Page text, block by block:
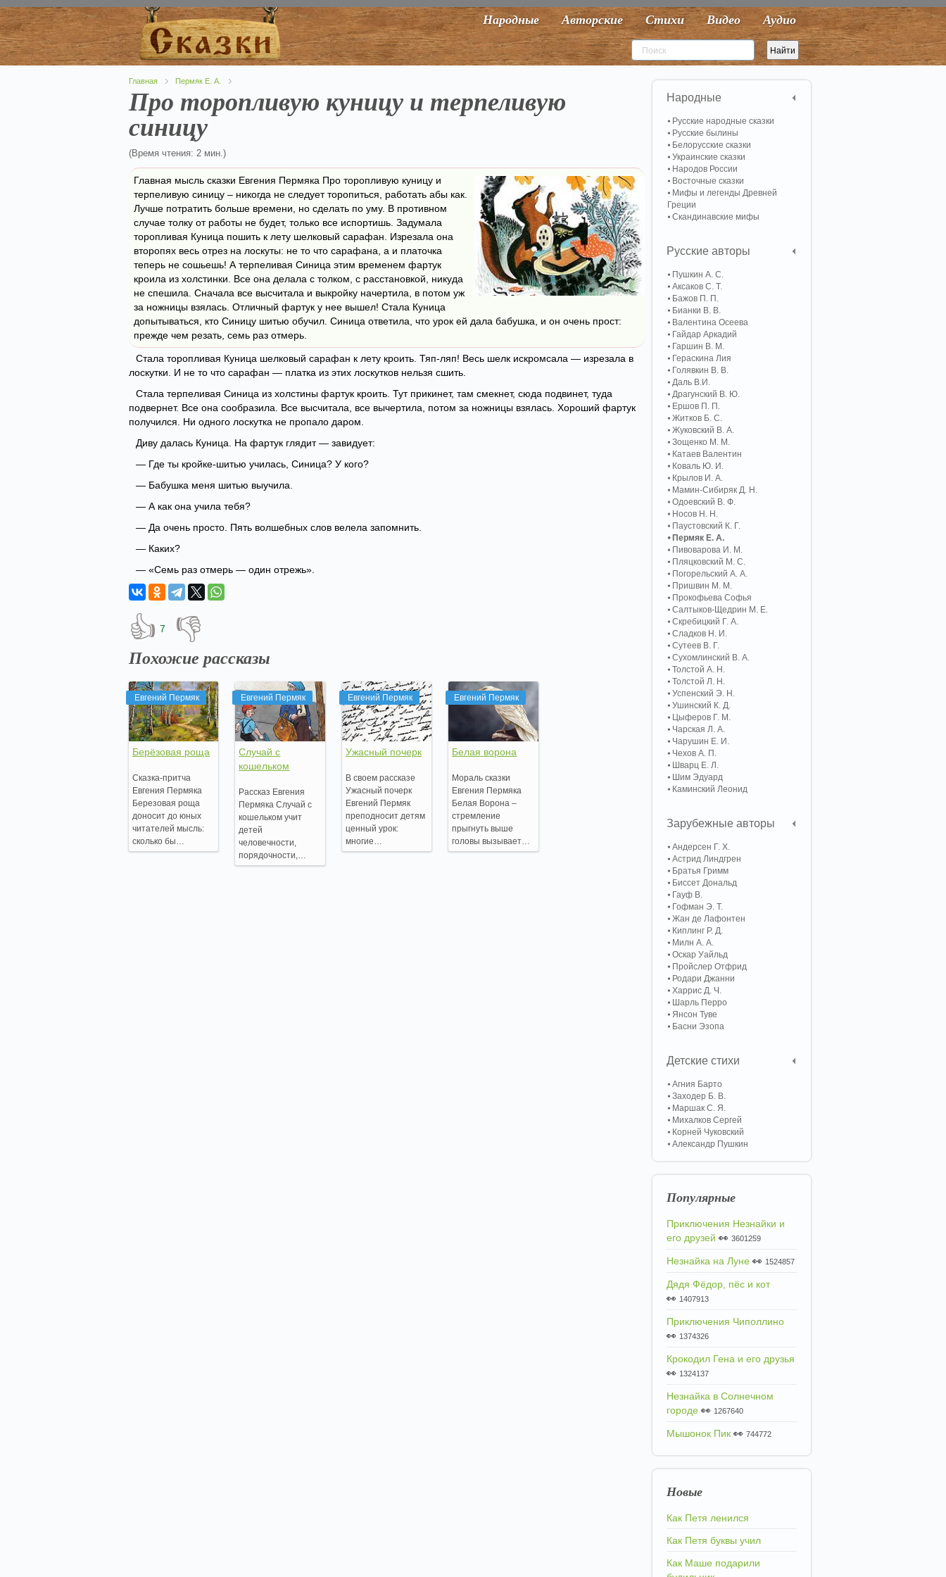
Народные Авторские Стихи Видео Аудио
Главная Пермяк Е. А.
Про торопливую куницу и терпеливую
синицу
(Время чтения: 2 мин.)
Главная мысль сказки Евгения Пермяка Про торопливую куницу и
терпеливую синицу – никогда не следует торопиться, работать абы как.
Лучше потратить больше времени, но сделать по уму. В противном
случае толку от работы не будет, только все испортишь. Задумала
торопливая Куница пошить к лету шелковый сарафан. Изрезала она
второпях весь отрез на лоскуты: не то что сарафана, а и платочка
теперь не сошьешь! А терпеливая Синица этим временем фартук
кроила из холстинки. Все она делала с толком, с расстановкой, никуда
не спешила. Сначала все высчитала и выкройку начертила, в потом уж
за ножницы взялась. Отличный фартук у нее вышел! Стала Куница
допытываться, кто Синицу шитью обучил. Синица ответила, что урок ей дала бабушка, и он очень прост:
прежде чем резать, семь раз отмерь.
Стала торопливая Куница шелковый сарафан к лету кроить. Тяп-ляп! Весь шелк искромсала — изрезала в
лоскутки. И не то что сарафан — платка из этих лоскутков нельзя сшить.
Стала терпеливая Синица из холстины фартук кроить. Тут прикинет, там смекнет, сюда подвинет, туда
подвернет. Все она сообразила. Все высчитала, все вычертила, потом за ножницы взялась. Хороший фартук
получился. Ни одного лоскутка не пропало даром.
Диву далась Куница. На фартук глядит — завидует:
— Где ты кройке-шитью училась, Синица? У кого?
— Бабушка меня шитью выучила.
— А как она учила тебя?
— Да очень просто. Пять волшебных слов велела запомнить.
— Каких?
— «Семь раз отмерь — один отрежь».
👍 7 👎
Похожие рассказы
Евгений Пермяк
Берёзовая роща
Сказка-притча
Евгения Пермяка
Березовая роща
доносит до юных
читателей мысль:
сколько бы…
Евгений Пермяк
Случай с
кошельком
Рассказ Евгения
Пермяка Случай с
кошельком учит
детей
человечности,
порядочности,…
Евгений Пермяк
Ужасный почерк
В своем рассказе
Ужасный почерк
Евгений Пермяк
преподносит детям
ценный урок:
многие…
Евгений Пермяк
Белая ворона
Мораль сказки
Евгения Пермяка
Белая Ворона –
стремление
прыгнуть выше
головы вызывает…
Народные
Русские народные сказки
Русские былины
Белорусские сказки
Украинские сказки
Народов России
Восточные сказки
Мифы и легенды Древней
Греции
Скандинавские мифы
Русские авторы
Пушкин А. С.
Аксаков С. Т.
Бажов П. П.
Бианки В. В.
Валентина Осеева
Гайдар Аркадий
Гаршин В. М.
Гераскина Лия
Голявкин В. В.
Даль В.И.
Драгунский В. Ю.
Ершов П. П.
Житков Б. С.
Жуковский В. А.
Зощенко М. М.
Катаев Валентин
Коваль Ю. И.
Крылов И. А.
Мамин-Сибиряк Д. Н.
Одоевский В. Ф.
Носов Н. Н.
Паустовский К. Г.
Пермяк Е. А.
Пивоварова И. М.
Пляцковский М. С.
Погорельский А. A.
Пришвин М. М.
Прокофьева Софья
Салтыков-Щедрин М. Е.
Скребицкий Г. А.
Сладков Н. И.
Сутеев В. Г.
Сухомлинский В. А.
Толстой А. Н.
Толстой Л. Н.
Успенский Э. Н.
Ушинский К. Д.
Цыферов Г. М.
Чарская Л. А.
Чарушин Е. И.
Чехов А. П.
Шварц Е. Л.
Шим Эдуард
Каминский Леонид
Зарубежные авторы
Андерсен Г. Х.
Астрид Линдгрен
Братья Гримм
Биссет Дональд
Гауф В.
Гофман Э. Т.
Жан де Лафонтен
Киплинг Р. Д.
Милн А. А.
Оскар Уайльд
Пройслер Отфрид
Родари Джанни
Харрис Д. Ч.
Шарль Перро
Янсон Туве
Басни Эзопа
Детские стихи
Агния Барто
Заходер Б. В.
Маршак С. Я.
Михалков Сергей
Корней Чуковский
Александр Пушкин
Популярные
Приключения Незнайки и
его друзей 👀 3601259
Незнайка на Луне 👀 1524857
Дядя Фёдор, пёс и кот
👀 1407913
Приключения Чиполлино
👀 1374326
Крокодил Гена и его друзья
👀 1324137
Незнайка в Солнечном
городе 👀 1267640
Мышонок Пик 👀 744772
Новые
Как Петя ленился
Как Петя буквы учил
Как Маше подарили